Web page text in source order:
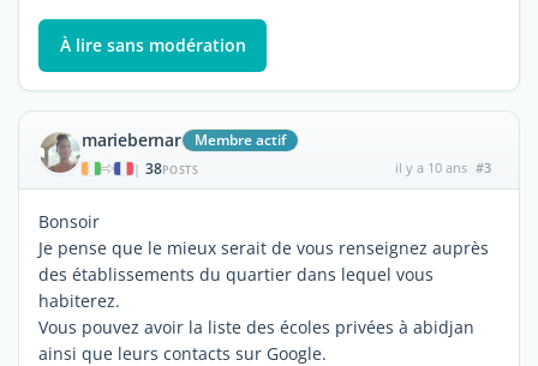
À lire sans modération
mariebernar Membre actif
| 38POSTS il y a 10 ans #3
Bonsoir
Je pense que le mieux serait de vous renseignez auprès
des établissements du quartier dans lequel vous
habiterez.
Vous pouvez avoir la liste des écoles privées à abidjan
ainsi que leurs contacts sur Google.